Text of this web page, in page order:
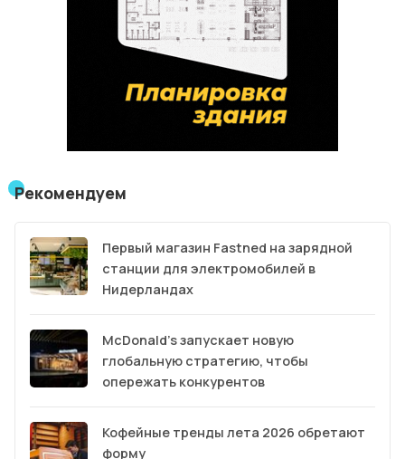
Рекомендуем
Первый магазин Fastned на зарядной
станции для электромобилей в
Нидерландах
McDonald’s запускает новую
глобальную стратегию, чтобы
опережать конкурентов
Кофейные тренды лета 2026 обретают
форму